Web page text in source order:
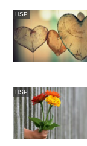
HSP
HSP